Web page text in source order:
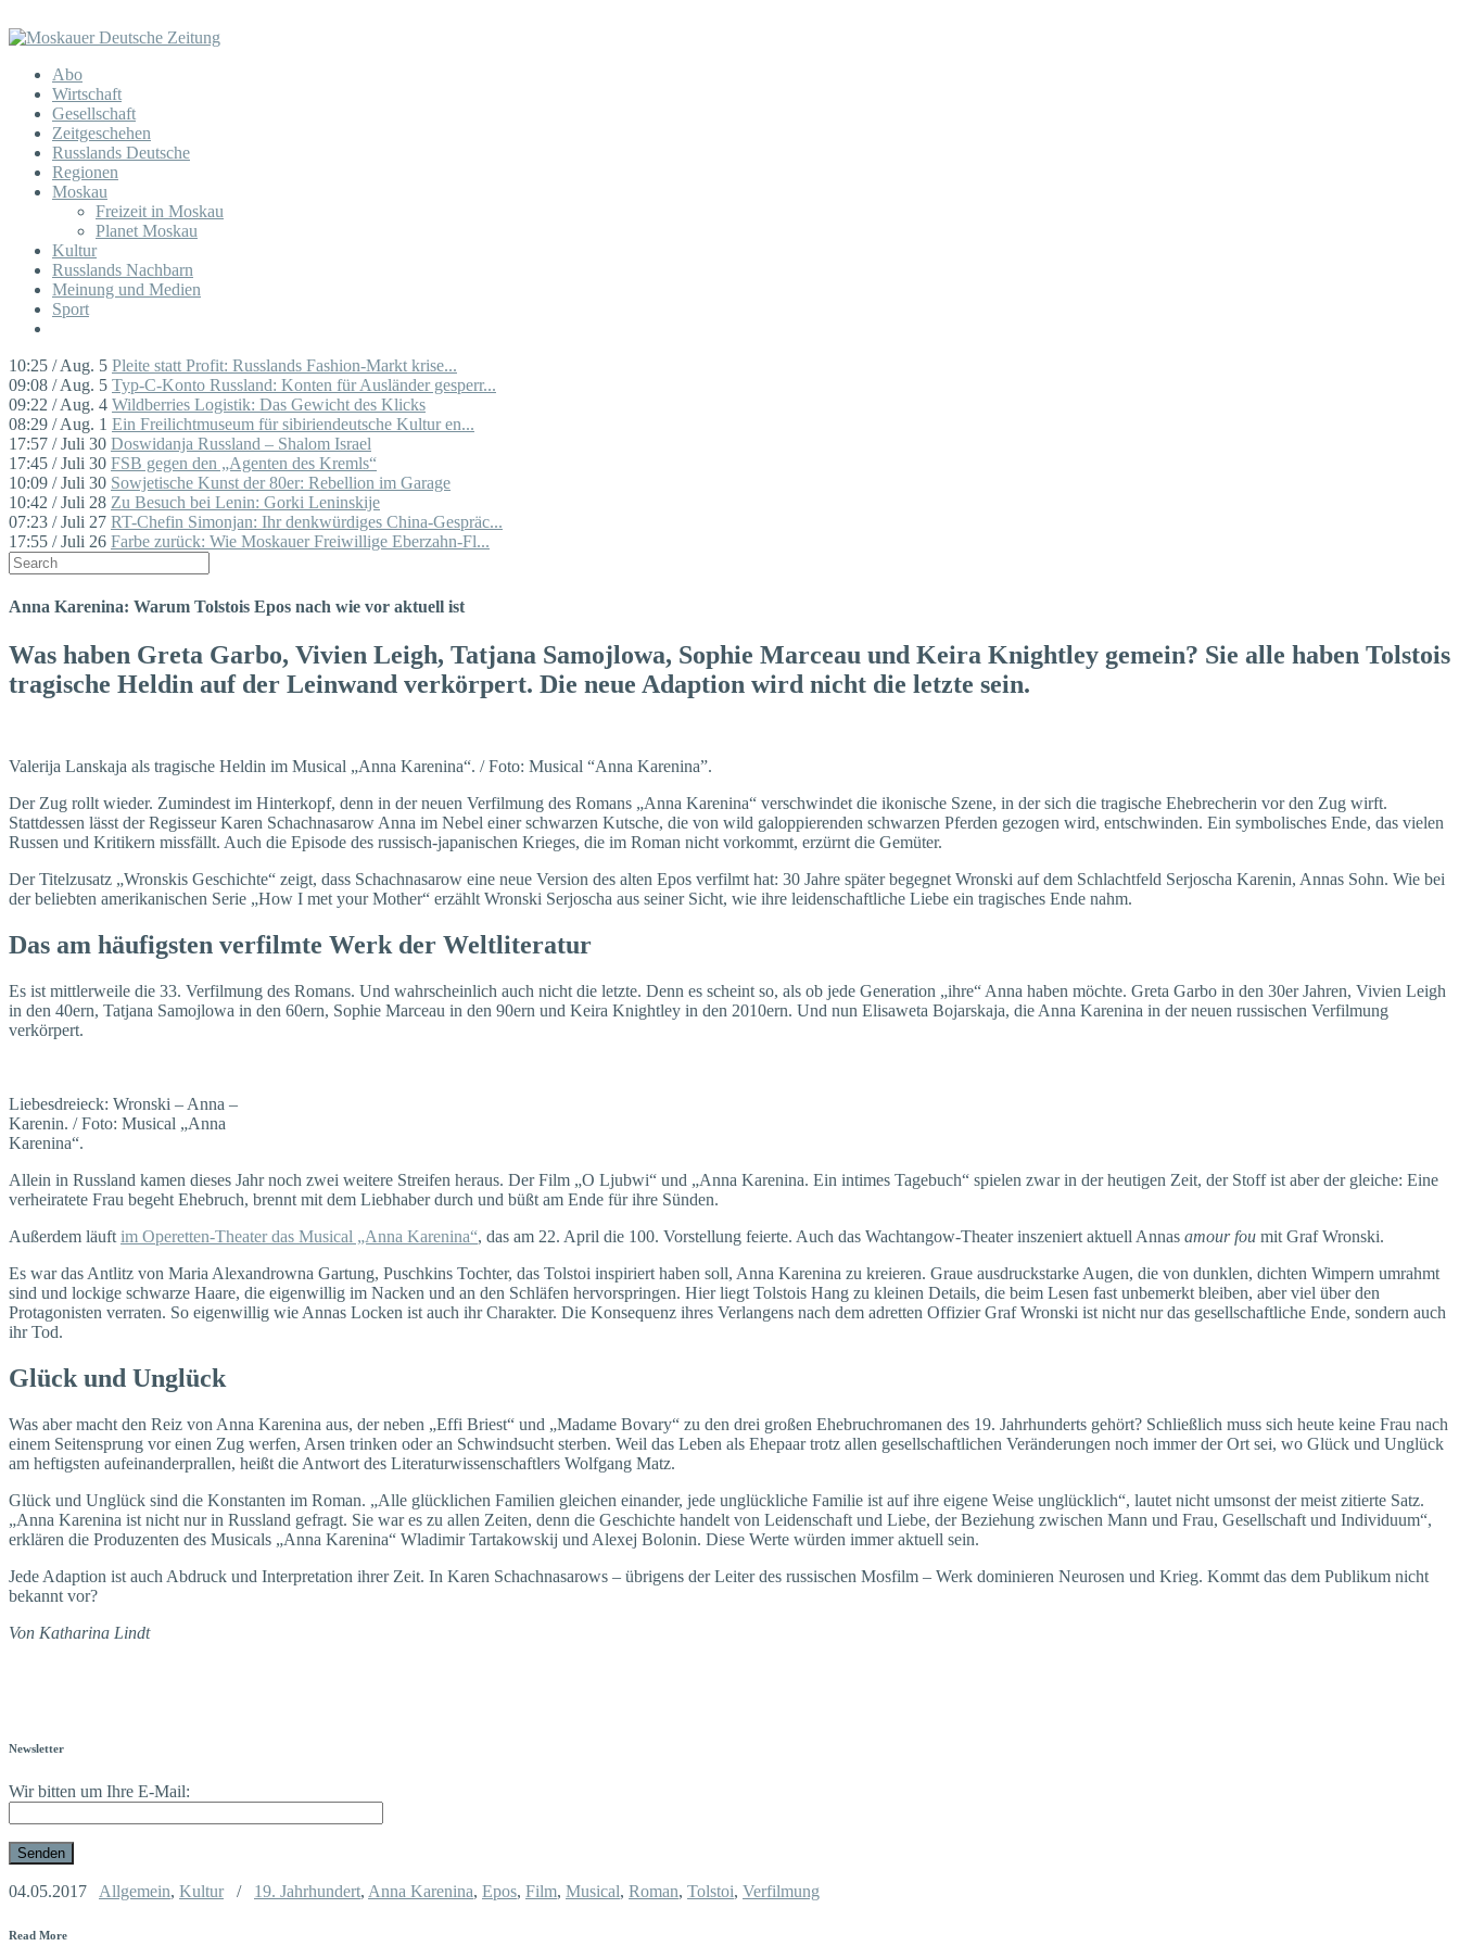
Abo
Wirtschaft
Gesellschaft
Zeitgeschehen
Russlands Deutsche
Regionen
Moskau
Freizeit in Moskau
Planet Moskau
Kultur
Russlands Nachbarn
Meinung und Medien
Sport
10:25 / Aug. 5 Pleite statt Profit: Russlands Fashion-Markt krise...
09:08 / Aug. 5 Typ-C-Konto Russland: Konten für Ausländer gesperr...
09:22 / Aug. 4 Wildberries Logistik: Das Gewicht des Klicks
08:29 / Aug. 1 Ein Freilichtmuseum für sibiriendeutsche Kultur en...
17:57 / Juli 30 Doswidanja Russland – Shalom Israel
17:45 / Juli 30 FSB gegen den „Agenten des Kremls“
10:09 / Juli 30 Sowjetische Kunst der 80er: Rebellion im Garage
10:42 / Juli 28 Zu Besuch bei Lenin: Gorki Leninskije
07:23 / Juli 27 RT-Chefin Simonjan: Ihr denkwürdiges China-Gespräc...
17:55 / Juli 26 Farbe zurück: Wie Moskauer Freiwillige Eberzahn-Fl...
Anna Karenina: Warum Tolstois Epos nach wie vor aktuell ist
Was haben Greta Garbo, Vivien Leigh, Tatjana Samojlowa, Sophie Marceau und Keira Knightley gemein? Sie alle haben Tolstois
tragische Heldin auf der Leinwand verkörpert. Die neue Adaption wird nicht die letzte sein.
Valerija Lanskaja als tragische Heldin im Musical „Anna Karenina“. / Foto: Musical “Anna Karenina”.
Der Zug rollt wieder. Zumindest im Hinterkopf, denn in der neuen Verfilmung des Romans „Anna Karenina“ verschwindet die ikonische Szene, in der sich die tragische Ehebrecherin vor den Zug wirft.
Stattdessen lässt der Regisseur Karen Schachnasarow Anna im Nebel einer schwarzen Kutsche, die von wild galoppierenden schwarzen Pferden gezogen wird, entschwinden. Ein symbolisches Ende, das vielen
Russen und Kritikern missfällt. Auch die Episode des russisch-japanischen Krieges, die im Roman nicht vorkommt, erzürnt die Gemüter.
Der Titelzusatz „Wronskis Geschichte“ zeigt, dass Schachnasarow eine neue Version des alten Epos verfilmt hat: 30 Jahre später begegnet Wronski auf dem Schlachtfeld Serjoscha Karenin, Annas Sohn. Wie bei
der beliebten amerikanischen Serie „How I met your Mother“ erzählt Wronski Serjoscha aus seiner Sicht, wie ihre leidenschaftliche Liebe ein tragisches Ende nahm.
Das am häufigsten verfilmte Werk der Weltliteratur
Es ist mittlerweile die 33. Verfilmung des Romans. Und wahrscheinlich auch nicht die letzte. Denn es scheint so, als ob jede Generation „ihre“ Anna haben möchte. Greta Garbo in den 30er Jahren, Vivien Leigh
in den 40ern, Tatjana Samojlowa in den 60ern, Sophie Marceau in den 90ern und Keira Knightley in den 2010ern. Und nun Elisaweta Bojarskaja, die Anna Karenina in der neuen russischen Verfilmung
verkörpert.
Liebesdreieck: Wronski – Anna –
Karenin. / Foto: Musical „Anna
Karenina“.
Allein in Russland kamen dieses Jahr noch zwei weitere Streifen heraus. Der Film „O Ljubwi“ und „Anna Karenina. Ein intimes Tagebuch“ spielen zwar in der heutigen Zeit, der Stoff ist aber der gleiche: Eine
verheiratete Frau begeht Ehebruch, brennt mit dem Liebhaber durch und büßt am Ende für ihre Sünden.
Außerdem läuft im Operetten-Theater das Musical „Anna Karenina“, das am 22. April die 100. Vorstellung feierte. Auch das Wachtangow-Theater inszeniert aktuell Annas amour fou mit Graf Wronski.
Es war das Antlitz von Maria Alexandrowna Gartung, Puschkins Tochter, das Tolstoi inspiriert haben soll, Anna Karenina zu kreieren. Graue ausdruckstarke Augen, die von dunklen, dichten Wimpern umrahmt
sind und lockige schwarze Haare, die eigenwillig im Nacken und an den Schläfen hervorspringen. Hier liegt Tolstois Hang zu kleinen Details, die beim Lesen fast unbemerkt bleiben, aber viel über den
Protagonisten verraten. So eigenwillig wie Annas Locken ist auch ihr Charakter. Die Konsequenz ihres Verlangens nach dem adretten Offizier Graf Wronski ist nicht nur das gesellschaftliche Ende, sondern auch
ihr Tod.
Glück und Unglück
Was aber macht den Reiz von Anna Karenina aus, der neben „Effi Briest“ und „Madame Bovary“ zu den drei großen Ehebruchromanen des 19. Jahrhunderts gehört? Schließlich muss sich heute keine Frau nach
einem Seitensprung vor einen Zug werfen, Arsen trinken oder an Schwindsucht sterben. Weil das Leben als Ehepaar trotz allen gesellschaftlichen Veränderungen noch immer der Ort sei, wo Glück und Unglück
am heftigsten aufeinanderprallen, heißt die Antwort des Literaturwissenschaftlers Wolfgang Matz.
Glück und Unglück sind die Konstanten im Roman. „Alle glücklichen Familien gleichen einander, jede unglückliche Familie ist auf ihre eigene Weise unglücklich“, lautet nicht umsonst der meist zitierte Satz.
„Anna Karenina ist nicht nur in Russland gefragt. Sie war es zu allen Zeiten, denn die Geschichte handelt von Leidenschaft und Liebe, der Beziehung zwischen Mann und Frau, Gesellschaft und Individuum“,
erklären die Produzenten des Musicals „Anna Karenina“ Wladimir Tartakowskij und Alexej Bolonin. Diese Werte würden immer aktuell sein.
Jede Adaption ist auch Abdruck und Interpretation ihrer Zeit. In Karen Schachnasarows – übrigens der Leiter des russischen Mosfilm – Werk dominieren Neurosen und Krieg. Kommt das dem Publikum nicht
bekannt vor?
Von Katharina Lindt
Newsletter
Wir bitten um Ihre E-Mail:
04.05.2017 Allgemein, Kultur/ 19. Jahrhundert, Anna Karenina, Epos, Film, Musical, Roman, Tolstoi, Verfilmung
Read More